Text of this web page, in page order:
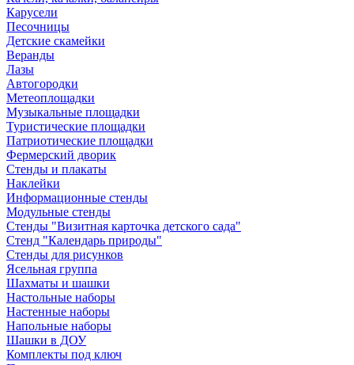
Карусели
Песочницы
Детские скамейки
Веранды
Лазы
Автогородки
Метеоплощадки
Музыкальные площадки
Туристические площадки
Патриотические площадки
Фермерский дворик
Стенды и плакаты
Наклейки
Информационные стенды
Модульные стенды
Стенды "Визитная карточка детского сада"
Стенд "Календарь природы"
Стенды для рисунков
Ясельная группа
Шахматы и шашки
Настольные наборы
Настенные наборы
Напольные наборы
Шашки в ДОУ
Комплекты под ключ